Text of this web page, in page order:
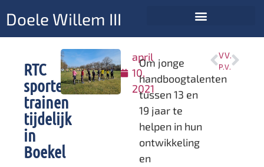
Doele Willem III
RTC
sporters
trainen
tijdelijk
in
Boekel
april
10,
2021
Om jonge
handboogtalenten
tussen 13 en
19 jaar te
helpen in hun
ontwikkeling
en
VORIGE
Pasen 2021
VOLGENDE
Vanaf 20 mei trainen we weer binnen